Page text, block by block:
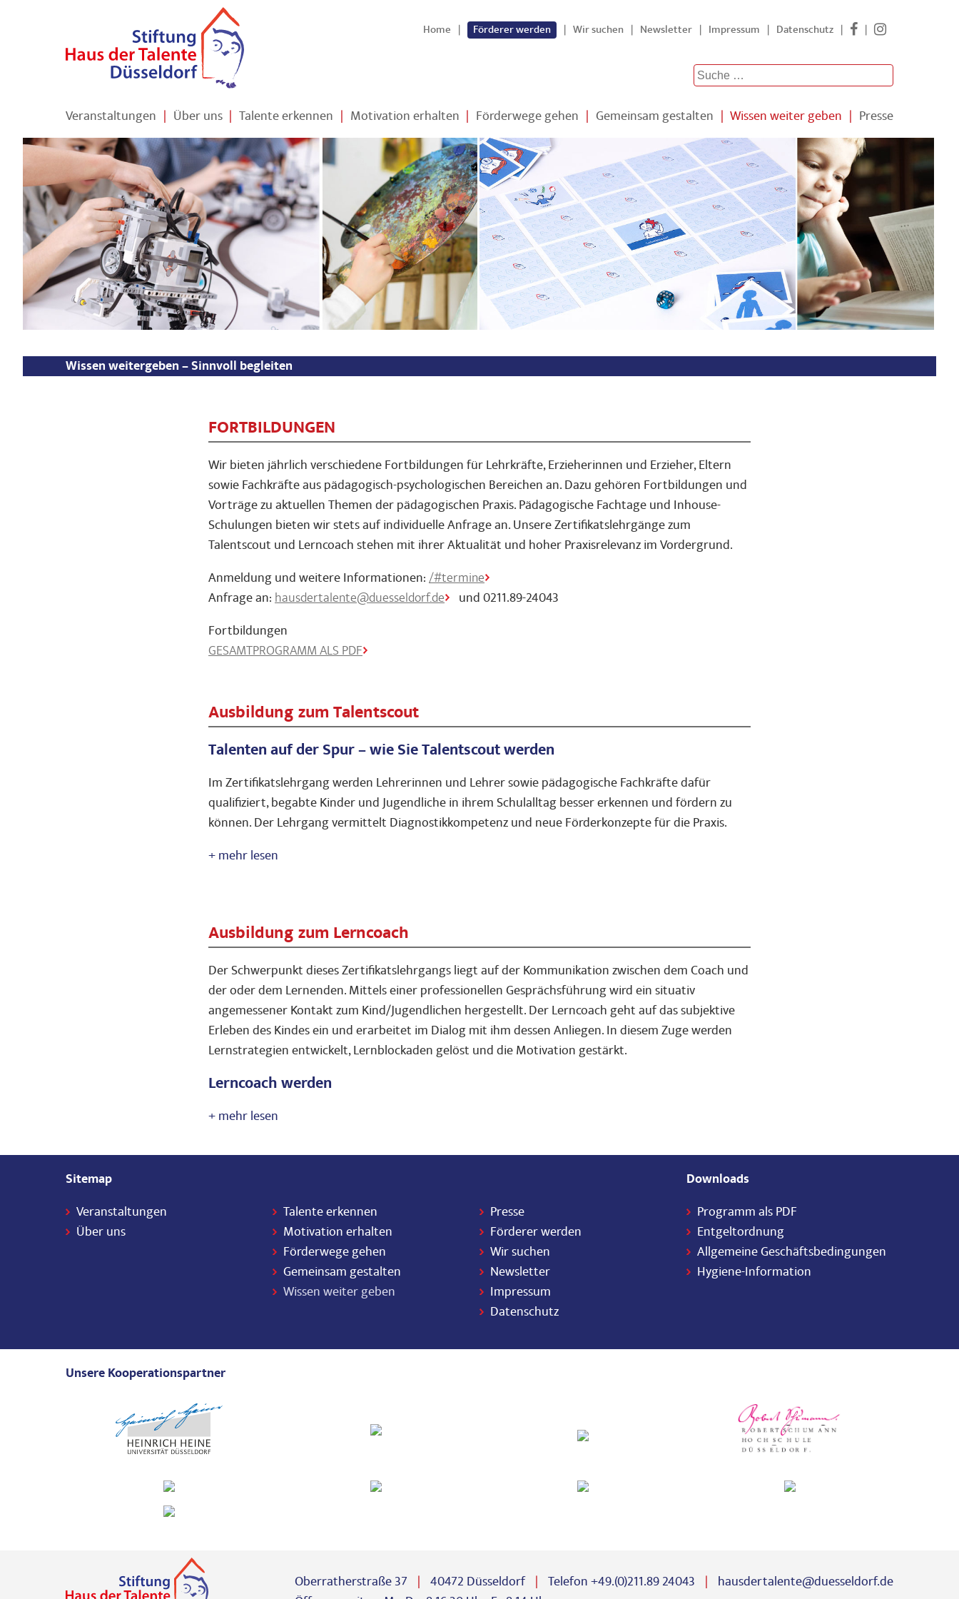
Home | Förderer werden | Wir suchen | Newsletter | Impressum | Datenschutz | |
Veranstaltungen | Über uns | Talente erkennen | Motivation erhalten | Förderwege gehen | Gemeinsam gestalten | Wissen weiter geben | Presse
Wissen weitergeben – Sinnvoll begleiten
FORTBILDUNGEN
Wir bieten jährlich verschiedene Fortbildungen für Lehrkräfte, Erzieherinnen und Erzieher, Eltern
sowie Fachkräfte aus pädagogisch-psychologischen Bereichen an. Dazu gehören Fortbildungen und
Vorträge zu aktuellen Themen der pädagogischen Praxis. Pädagogische Fachtage und Inhouse-
Schulungen bieten wir stets auf individuelle Anfrage an. Unsere Zertifikatslehrgänge zum
Talentscout und Lerncoach stehen mit ihrer Aktualität und hoher Praxisrelevanz im Vordergrund.
Anmeldung und weitere Informationen:/#termine
Anfrage an:hausdertalente@duesseldorf.de
und 0211.89-24043
Fortbildungen
GESAMTPROGRAMM ALS PDF
Ausbildung zum Talentscout
Talenten auf der Spur – wie Sie Talentscout werden
Im Zertifikatslehrgang werden Lehrerinnen und Lehrer sowie pädagogische Fachkräfte dafür
qualifiziert, begabte Kinder und Jugendliche in ihrem Schulalltag besser erkennen und fördern zu
können. Der Lehrgang vermittelt Diagnostikkompetenz und neue Förderkonzepte für die Praxis.
Ausbildung zum Lerncoach
Der Schwerpunkt dieses Zertifikatslehrgangs liegt auf der Kommunikation zwischen dem Coach und
der oder dem Lernenden. Mittels einer professionellen Gesprächsführung wird ein situativ
angemessener Kontakt zum Kind/Jugendlichen hergestellt. Der Lerncoach geht auf das subjektive
Erleben des Kindes ein und erarbeitet im Dialog mit ihm dessen Anliegen. In diesem Zuge werden
Lernstrategien entwickelt, Lernblockaden gelöst und die Motivation gestärkt.
Lerncoach werden
Sitemap
Veranstaltungen
Über uns
Talente erkennen
Motivation erhalten
Förderwege gehen
Gemeinsam gestalten
Wissen weiter geben
Presse
Förderer werden
Wir suchen
Newsletter
Impressum
Datenschutz
Downloads
Programm als PDF
Entgeltordnung
Allgemeine Geschäftsbedingungen
Hygiene-Information
Unsere Kooperationspartner
Oberratherstraße 37 40472 Düsseldorf Telefon +49.(0)211.89 24043
hausdertalente@duesseldorf.de